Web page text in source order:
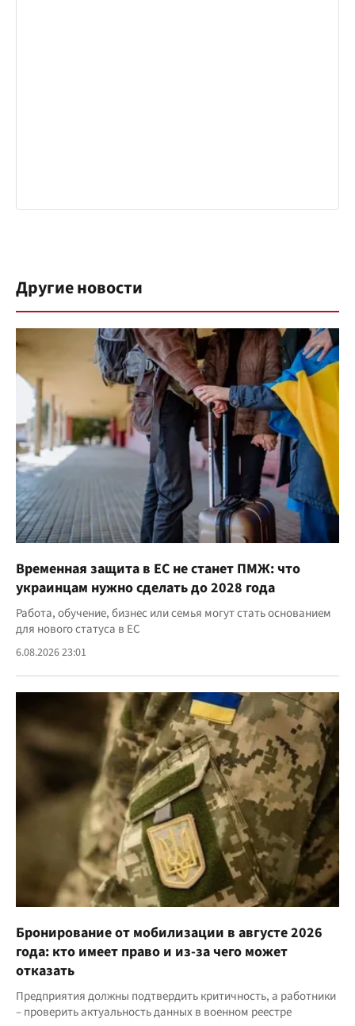
Другие новости
Временная защита в ЕС не станет ПМЖ: что
украинцам нужно сделать до 2028 года
Работа, обучение, бизнес или семья могут стать основанием
для нового статуса в ЕС
6.08.2026 23:01
Бронирование от мобилизации в августе 2026
года: кто имеет право и из-за чего может
отказать
Предприятия должны подтвердить критичность, а работники
– проверить актуальность данных в военном реестре